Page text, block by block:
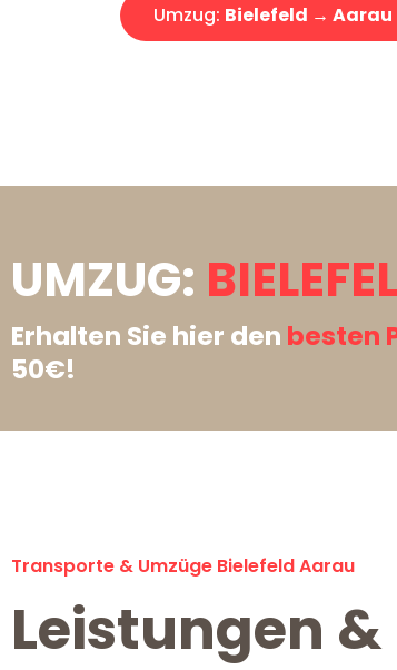
Umzug: Bielefeld → Aarau
UMZUG:
Erhalten Sie hier den besten
50€!
Transporte & Umzüge Bielefeld Aarau
Leistungen